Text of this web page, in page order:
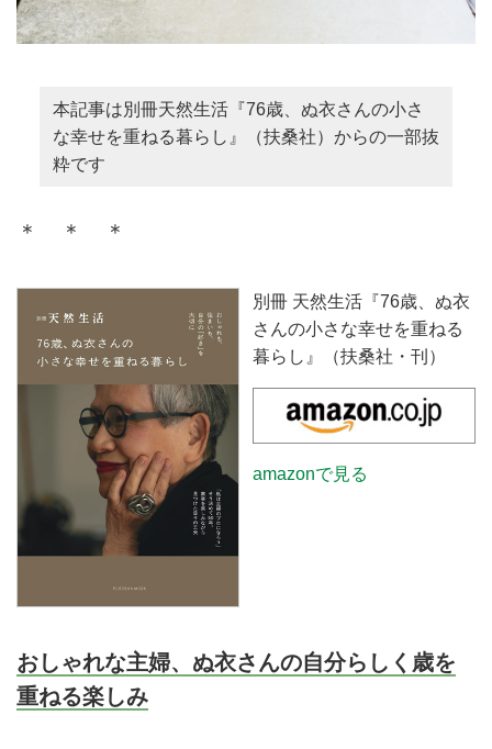
本記事は別冊天然生活『76歳、ぬ衣さんの小さ
な幸せを重ねる暮らし』（扶桑社）からの一部抜
粋です
＊ ＊ ＊
別冊 天然生活『76歳、ぬ衣
さんの小さな幸せを重ねる
暮らし』（扶桑社・刊）
amazonで見る
おしゃれな主婦、ぬ衣さんの自分らしく歳を
重ねる楽しみ